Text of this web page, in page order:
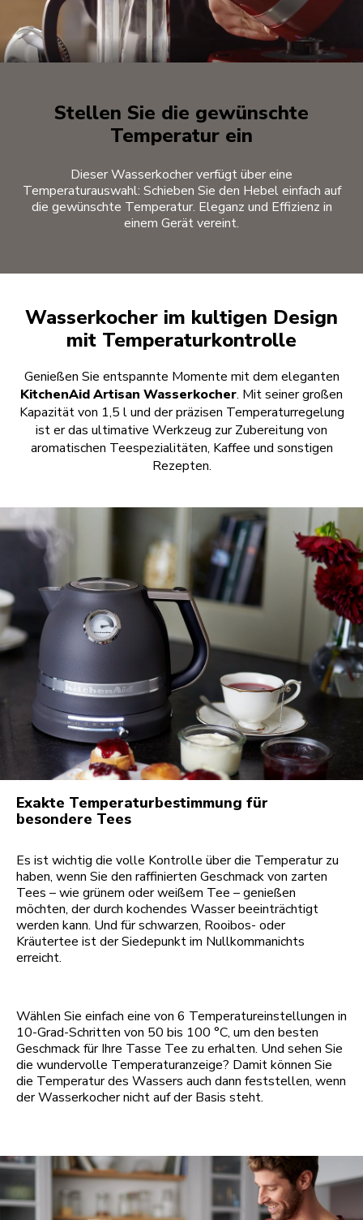
Stellen Sie die gewünschte
Temperatur ein
Dieser Wasserkocher verfügt über eine
Temperaturauswahl: Schieben Sie den Hebel einfach auf
die gewünschte Temperatur. Eleganz und Effizienz in
einem Gerät vereint.
Wasserkocher im kultigen Design
mit Temperaturkontrolle
Genießen Sie entspannte Momente mit dem eleganten
KitchenAid Artisan Wasserkocher. Mit seiner großen
Kapazität von 1,5 l und der präzisen Temperaturregelung
ist er das ultimative Werkzeug zur Zubereitung von
aromatischen Teespezialitäten, Kaffee und sonstigen
Rezepten.
Exakte Temperaturbestimmung für
besondere Tees
Es ist wichtig die volle Kontrolle über die Temperatur zu
haben, wenn Sie den raffinierten Geschmack von zarten
Tees – wie grünem oder weißem Tee – genießen
möchten, der durch kochendes Wasser beeinträchtigt
werden kann. Und für schwarzen, Rooibos- oder
Kräutertee ist der Siedepunkt im Nullkommanichts
erreicht.
Wählen Sie einfach eine von 6 Temperatureinstellungen in
10-Grad-Schritten von 50 bis 100 °C, um den besten
Geschmack für Ihre Tasse Tee zu erhalten. Und sehen Sie
die wundervolle Temperaturanzeige? Damit können Sie
die Temperatur des Wassers auch dann feststellen, wenn
der Wasserkocher nicht auf der Basis steht.